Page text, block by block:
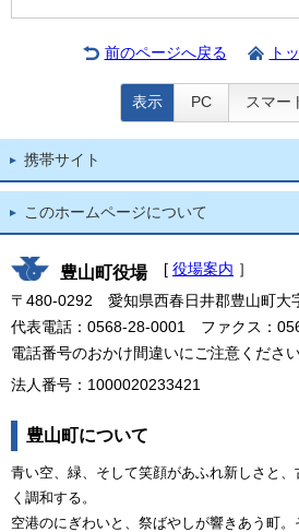
前のページへ戻る ト
表示 PC スマー
携帯サイト
このホームページについて
豊山町役場 [ 役場案内 ］
〒480-0292 愛知県西春日井郡豊山町大
代表電話：0568-28-0001 ファクス：
電話番号のおかけ間違いにご注意くださ
法人番号：1000020233421
豊山町について
青い空、緑、そして笑顔があふれ新しさと、
く調和する。
空港のにぎわいと、祭ばやしが響きあう町。